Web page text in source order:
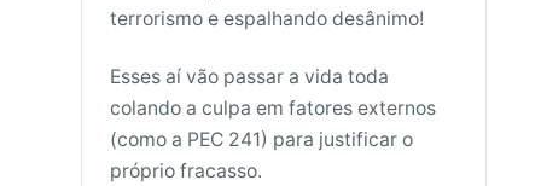
terrorismo e espalhando desânimo!
Esses aí vão passar a vida toda
colando a culpa em fatores externos
(como a PEC 241) para justificar o
próprio fracasso.